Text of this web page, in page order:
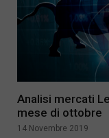
Analisi mercati
mese di ottobre
14 Novembre 2019